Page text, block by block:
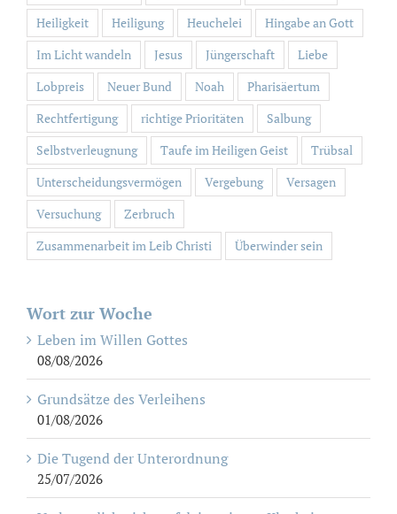
Heiligkeit
Heiligung Heuchelei
Hingabe an Gott
Im Licht wandeln
Jesus Jüngerschaft
Liebe
Lobpreis
Neuer Bund Noah
Pharisäertum
Rechtfertigung
richtige Prioritäten
Salbung
Selbstverleugnung
Taufe im Heiligen Geist
Trübsal
Unterscheidungsvermögen
Vergebung
Versagen
Versuchung
Zerbruch
Zusammenarbeit im Leib Christi
Überwinder sein
Wort zur Woche
Leben im Willen Gottes
08/08/2026
Grundsätze des Verleihens
01/08/2026
Die Tugend der Unterordnung
25/07/2026